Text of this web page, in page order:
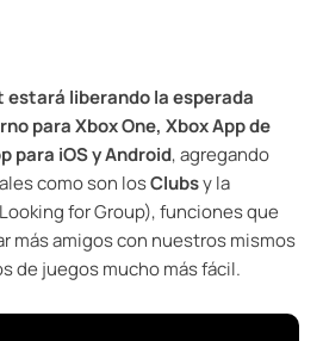
liberando la esperada
para Xbox One, Xbox App de
para iOS y Android, agregando
como son losClubsy la
for Group), funciones que
más amigos con nuestros mismos
de juegos mucho más fácil.